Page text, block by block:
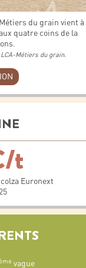
du grain vient à
quatre coins de la
Métiers du grain.
t
Euronext
vague